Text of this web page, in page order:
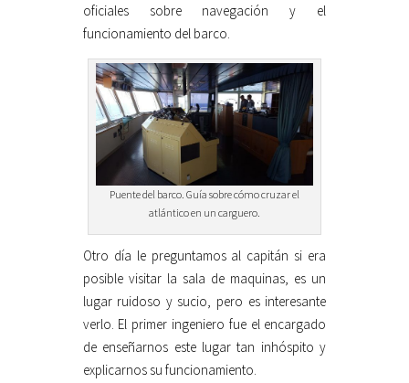
oficiales sobre navegación y el
funcionamiento del barco.
Puente del barco. Guía sobre cómo cruzar el
atlántico en un carguero.
Otro día le preguntamos al capitán si era
posible visitar la sala de maquinas, es un
lugar ruidoso y sucio, pero es interesante
verlo. El primer ingeniero fue el encargado
de enseñarnos este lugar tan inhóspito y
explicarnos su funcionamiento.